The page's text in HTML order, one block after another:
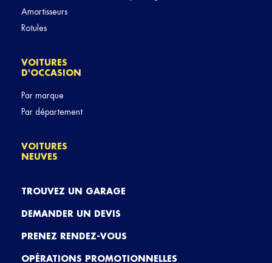
Amortisseurs
Rotules
VOITURES
D'OCCASION
Par marque
Par département
VOITURES
NEUVES
TROUVEZ UN GARAGE
DEMANDER UN DEVIS
PRENEZ RENDEZ-VOUS
OPÉRATIONS PROMOTIONNELLES